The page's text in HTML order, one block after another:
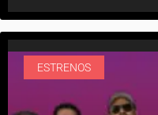
ESTRENOS